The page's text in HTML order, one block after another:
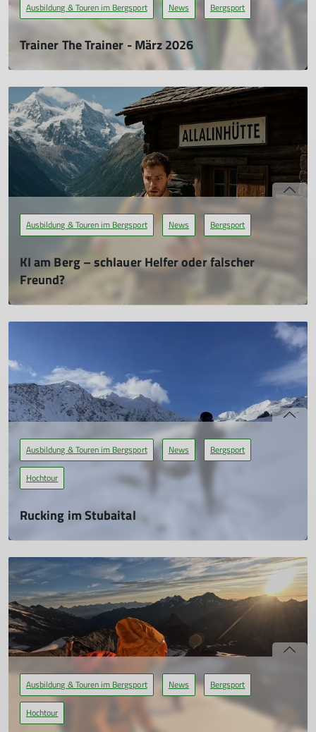
Ausbildung & Touren im Bergsport News Bergsport
Trainer The Trainer - März 2026
21.03.2026
Sonne, Frühling, Teamspirit – Unser Trainer*innen‑Team
startet voller Energie in die bevorstehende Berg- und
Klettersaison und trainiert schon mal im heimischen
Ausbildungsklettergarten.
mehr erfahren
Ausbildung & Touren im Bergsport News Bergsport
KI am Berg – schlauer Helfer oder falscher
Freund?
06.10.2025
Man kommt heutzutage kaum noch an ihr vorbei: Künstliche
Intelligenz. Egal ob beim Online-Shopping, beim Schreiben
Sektionszeitschrift – KI ist überall. Und sie macht auch nicht
vor dem Bergsport Halt.
mehr erfahren
Ausbildung & Touren im Bergsport News Bergsport
Hochtour
Rucking im Stubaital
Wie unsere Gemeinschaftstour scheiterte und dadurch zum
13.08.2025
Der Wetterbericht behielt Recht. Als wir Donnerstagmittag zu
fünft auf dem Parkplatz der Nürnberger Hütte eintrafen,
hatte ein Dauerregen eingesetzt, der nach 500 Höhenmetern
in Schnee überging...
mehr erfahren
Ausbildung & Touren im Bergsport News Bergsport
Hochtour